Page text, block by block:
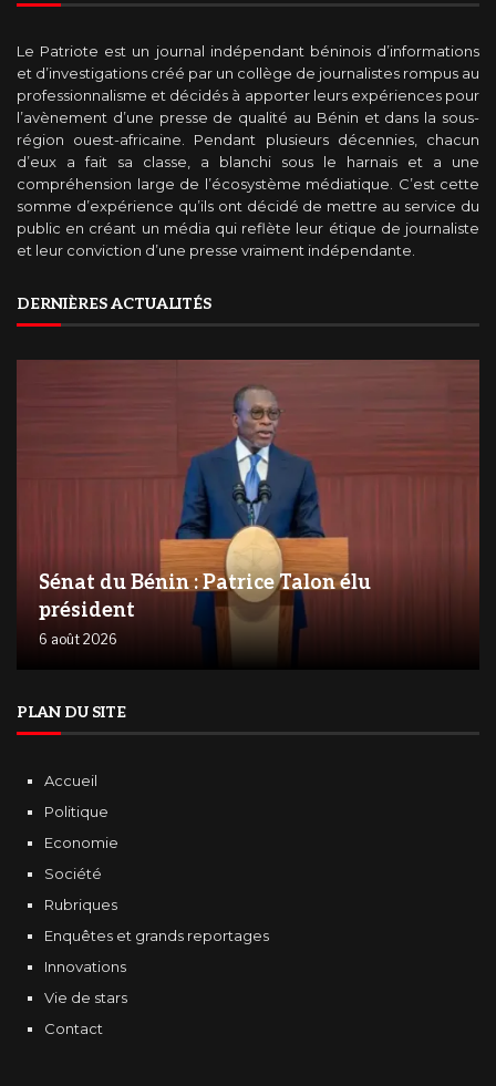
Le Patriote est un journal indépendant béninois d’informations
et d’investigations créé par un collège de journalistes rompus au
professionnalisme et décidés à apporter leurs expériences pour
l’avènement d’une presse de qualité au Bénin et dans la sous-
région ouest-africaine. Pendant plusieurs décennies, chacun
d’eux a fait sa classe, a blanchi sous le harnais et a une
compréhension large de l’écosystème médiatique. C’est cette
somme d’expérience qu’ils ont décidé de mettre au service du
public en créant un média qui reflète leur étique de journaliste
et leur conviction d’une presse vraiment indépendante.
DERNIÈRES ACTUALITÉS
Sénat du Bénin : Patrice Talon élu
président
6 août 2026
PLAN DU SITE
Accueil
Politique
Economie
Société
Rubriques
Enquêtes et grands reportages
Innovations
Vie de stars
Contact